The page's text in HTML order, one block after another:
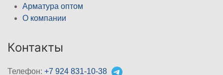
Арматура оптом
О компании
Контакты
Телефон: +7 924 831-10-38